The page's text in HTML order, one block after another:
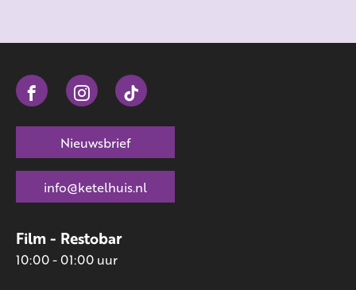
Film - Restobar
10:00 - 01:00 uur
Nieuwsbrief
info@ketelhuis.nl